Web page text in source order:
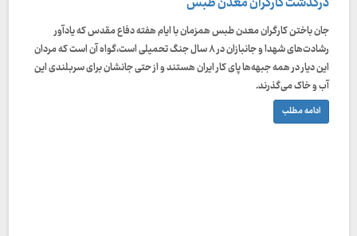
جان باختن کارگران معدن طبس همزمان با ایام هفته دفاع مقدس که یادآور
رشادت‌های شهدا و جانبازان در ۸ سال جنگ تحمیلی است،گواه آن است که مردان
این دیار در همه جبهه‌ها پای کار ایران هستند و از حتی جانشان برای سربلندی این
آب و خاک می‌گذرند.
ادامه مطلب